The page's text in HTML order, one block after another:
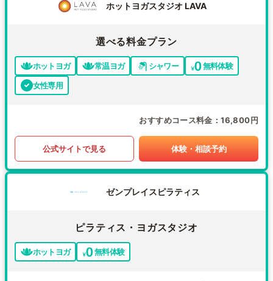
ホットヨガスタジオ LAVA
選べる料金プラン
ホットヨガ 常温ヨガ シャワー
無料体験
女性専用
おすすめコース料金 16,800円
公式サイトで見る 体験・相談予約
ゼンプレイスピラティス
ピラティス・ヨガスタジオ
ホットヨガ 無料体験